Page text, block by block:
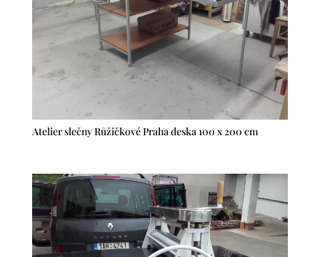
Atelier slečny Růžičkové Praha deska 100 x 200 cm